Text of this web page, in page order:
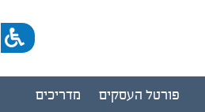
מדריכים פורטל העסקים